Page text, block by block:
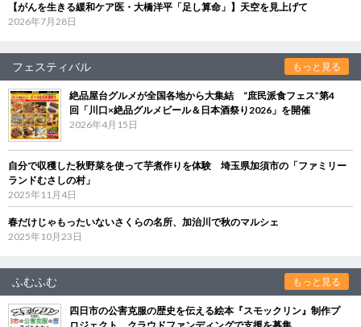
【がんを生きる緩和ケア医・大橋洋平「足し算命」】天空を見上げて
2026年7月28日
フェスティバル もっと見る
絶品屋台グルメが全国各地から大集結 “庶民派食フェス”第4
回「川口×絶品グルメビール＆日本酒祭り2026」を開催
2026年4月15日
自分で収穫した秋野菜を使って芋煮作りを体験 埼玉県加須市の「ファミリー
ランドむさしの村」
2025年11月4日
春だけじゃもったいないさくらの名所、加治川で秋のマルシェ
2025年10月23日
ふむふむ もっと見る
四日市の公害克服の歴史を伝える絵本『スモックリン』制作プ